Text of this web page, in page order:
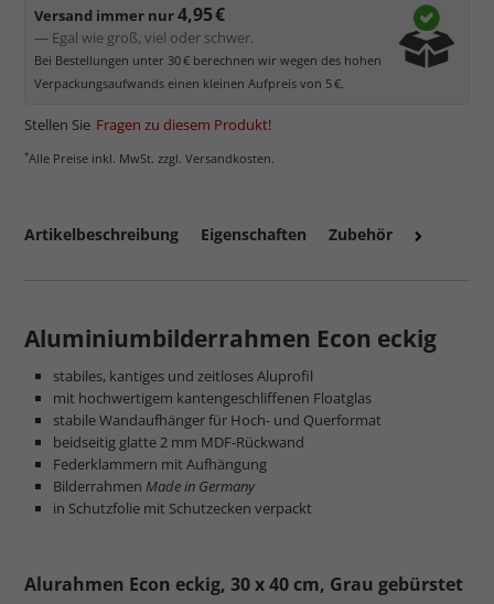
Versand immer nur4,95 €
— Egal wie groß, viel oder schwer.
Bei Bestellungen unter 30 € berechnen wir wegen des hohen
Verpackungsaufwands einen kleinen Aufpreis von 5 €.
Stellen Sie Fragen zu diesem Produkt!
*Alle Preise inkl. MwSt. zzgl. Versandkosten.
Artikelbeschreibung Eigenschaften Zubehör
Aluminiumbilderrahmen Econ eckig
stabiles, kantiges und zeitloses Aluprofil
mit hochwertigem kantengeschliffenen Floatglas
stabile Wandaufhänger für Hoch- und Querformat
beidseitig glatte 2 mm MDF-Rückwand
Federklammern mit Aufhängung
Bilderrahmen Made in Germany
in Schutzfolie mit Schutzecken verpackt
Alurahmen Econ eckig, 30 x 40 cm, Grau gebürstet